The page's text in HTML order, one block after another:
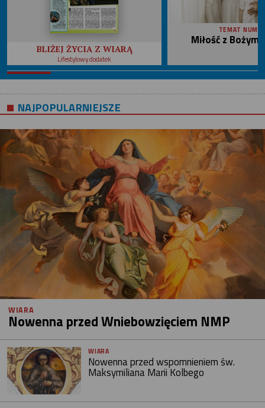
BLIŻEJ ŻYCIA Z WIARĄ
Lifestylowy dodatek
TEMAT
Miłość z
NAJPOPULARNIEJSZE
WIARA
Nowenna przed Wniebowzięciem NMP
WIARA
Nowenna przed wspomnieniem św.
Maksymiliana Marii Kolbego